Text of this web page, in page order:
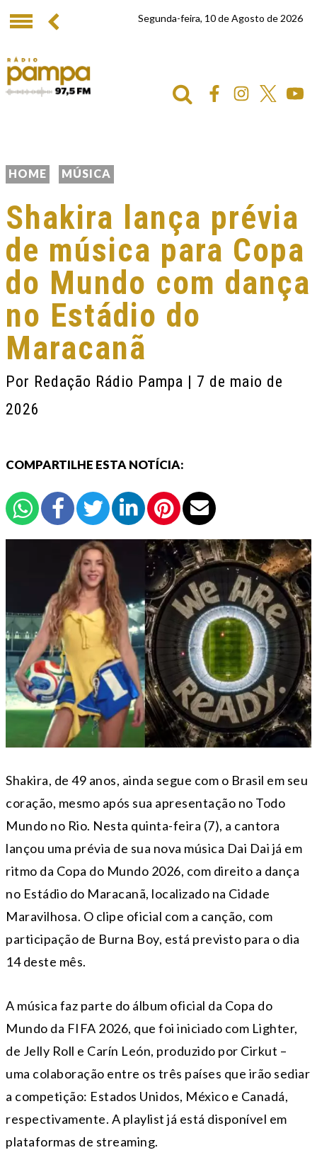
Segunda-feira, 10 de Agosto de 2026
HOME MÚSICA
Shakira lança prévia
de música para Copa
do Mundo com dança
no Estádio do
Maracanã
Por Redação Rádio Pampa | 7 de maio de
2026
COMPARTILHE ESTA NOTÍCIA:
Shakira, de 49 anos, ainda segue com o Brasil em seu
coração, mesmo após sua apresentação no Todo
Mundo no Rio. Nesta quinta-feira (7), a cantora
lançou uma prévia de sua nova música Dai Dai já em
ritmo da Copa do Mundo 2026, com direito a dança
no Estádio do Maracanã, localizado na Cidade
Maravilhosa. O clipe oficial com a canção, com
participação de Burna Boy, está previsto para o dia
14 deste mês.
A música faz parte do álbum oficial da Copa do
Mundo da FIFA 2026, que foi iniciado com Lighter,
de Jelly Roll e Carín León, produzido por Cirkut –
uma colaboração entre os três países que irão sediar
a competição: Estados Unidos, México e Canadá,
respectivamente. A playlist já está disponível em
plataformas de streaming.